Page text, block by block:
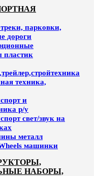
парковки,
дороги
техника,
и
р/у
свет/звук на
металл
машинки
НАБОРЫ,